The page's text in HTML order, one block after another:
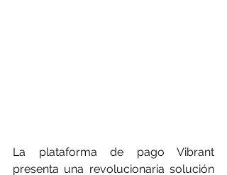
La plataforma de pago Vibrant
presenta una revolucionaria solución